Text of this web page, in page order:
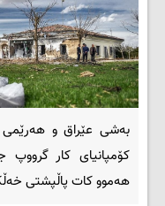
بەشی عێراق و هەرێمی
کۆمپانیای کار گرووپ
هەموو کات پاڵپشتی